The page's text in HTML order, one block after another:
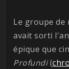
Le groupe
avait sorti
épique que
Profundi(